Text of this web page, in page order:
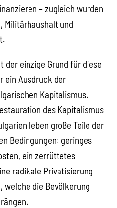
– zugleich wurden
Militärhaushalt und
der einzige Grund für diese
ein Ausdruck der
Kapitalismus.
des Kapitalismus
leben große Teile der
Bedingungen: geringes
ein zerrüttetes
radikale Privatisierung
die Bevölkerung